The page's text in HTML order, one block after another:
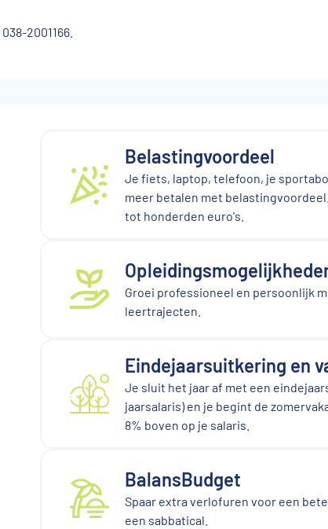
2001166.
Belastingvoordeel
Je fiets, laptop, telefoon, je
meer betalen met
tot honderden euro's.
Groei professioneel en persoonlijk
leertrajecten.
Eindejaarsuitkering en
Je sluit het jaar af met een
jaarsalaris) en je begint de
8% boven op je salaris.
BalansBudget
Spaar extra verlofuren voor een
een sabbatical.